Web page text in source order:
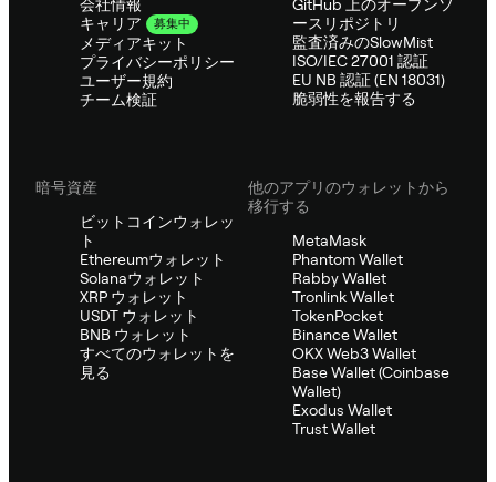
会社情報
キャリア
募集中
メディアキット
プライバシーポリシー
ユーザー規約
チーム検証
GitHub 上のオープンソ
ースリポジトリ
監査済みのSlowMist
ISO/IEC 27001 認証
EU NB 認証 (EN 18031)
脆弱性を報告する
暗号資産
ビットコインウォレッ
ト
Ethereumウォレット
Solanaウォレット
XRP ウォレット
USDT ウォレット
BNB ウォレット
すべてのウォレットを
見る
他のアプリのウォレットから
移行する
MetaMask
Phantom Wallet
Rabby Wallet
Tronlink Wallet
TokenPocket
Binance Wallet
OKX Web3 Wallet
Base Wallet (Coinbase
Wallet)
Exodus Wallet
Trust Wallet